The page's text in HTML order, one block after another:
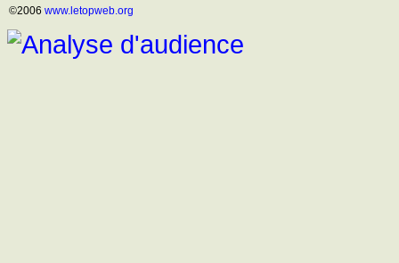
©2006 www.letopweb.org